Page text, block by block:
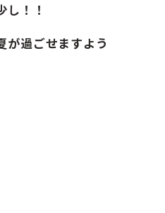
し！！
が過ごせますよう